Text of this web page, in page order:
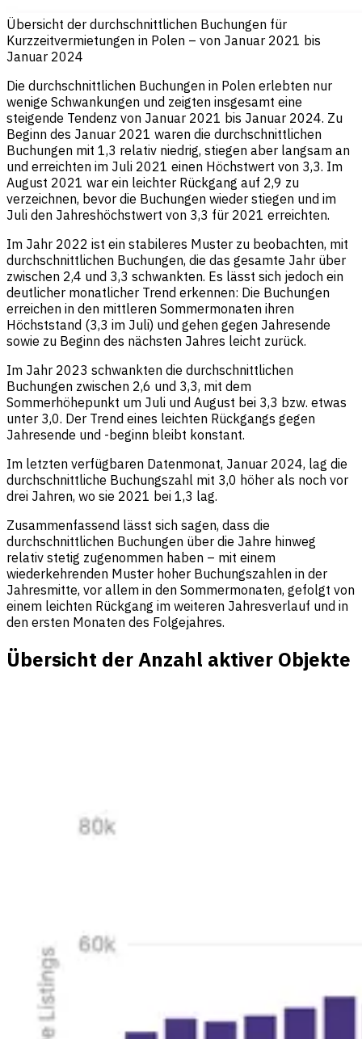
Übersicht der durchschnittlichen Buchungen für
Kurzzeitvermietungen in Polen – von Januar 2021 bis
Januar 2024
Die durchschnittlichen Buchungen in Polen erlebten nur
wenige Schwankungen und zeigten insgesamt eine
steigende Tendenz von Januar 2021 bis Januar 2024. Zu
Beginn des Januar 2021 waren die durchschnittlichen
Buchungen mit 1,3 relativ niedrig, stiegen aber langsam an
und erreichten im Juli 2021 einen Höchstwert von 3,3. Im
August 2021 war ein leichter Rückgang auf 2,9 zu
verzeichnen, bevor die Buchungen wieder stiegen und im
Juli den Jahreshöchstwert von 3,3 für 2021 erreichten.
Im Jahr 2022 ist ein stabileres Muster zu beobachten, mit
durchschnittlichen Buchungen, die das gesamte Jahr über
zwischen 2,4 und 3,3 schwankten. Es lässt sich jedoch ein
deutlicher monatlicher Trend erkennen: Die Buchungen
erreichen in den mittleren Sommermonaten ihren
Höchststand (3,3 im Juli) und gehen gegen Jahresende
sowie zu Beginn des nächsten Jahres leicht zurück.
Im Jahr 2023 schwankten die durchschnittlichen
Buchungen zwischen 2,6 und 3,3, mit dem
Sommerhöhepunkt um Juli und August bei 3,3 bzw. etwas
unter 3,0. Der Trend eines leichten Rückgangs gegen
Jahresende und -beginn bleibt konstant.
Im letzten verfügbaren Datenmonat, Januar 2024, lag die
durchschnittliche Buchungszahl mit 3,0 höher als noch vor
drei Jahren, wo sie 2021 bei 1,3 lag.
Zusammenfassend lässt sich sagen, dass die
durchschnittlichen Buchungen über die Jahre hinweg
relativ stetig zugenommen haben – mit einem
wiederkehrenden Muster hoher Buchungszahlen in der
Jahresmitte, vor allem in den Sommermonaten, gefolgt von
einem leichten Rückgang im weiteren Jahresverlauf und in
den ersten Monaten des Folgejahres.
Übersicht der Anzahl aktiver Objekte